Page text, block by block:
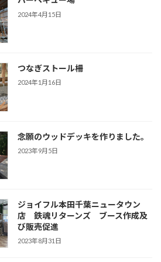
2024年4月15日
つなぎストール柵
2024年1月16日
念願のウッドデッキを作りました。
2023年9月5日
ジョイフル本田千葉ニュータウン
店 鉄魂リターンズ ブース作成及
び販売促進
2023年8月31日